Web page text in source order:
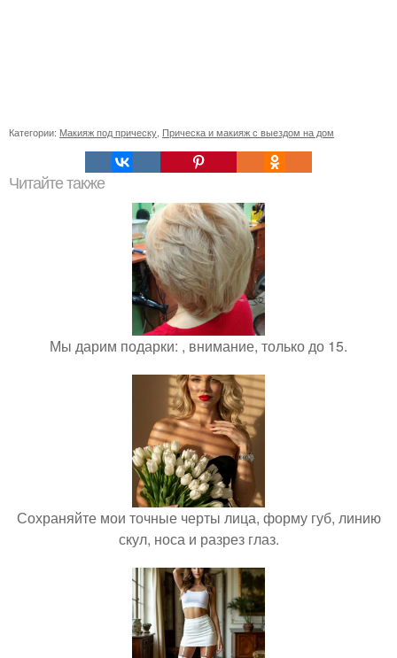
Категории: Макияж под прическу Прическа и макияж с выездом на дом
Читайте также
Мы дарим подарки: , внимание, только до 15.
Сохраняйте мои точные черты лица, форму губ, линию
скул, носа и разрез глаз.